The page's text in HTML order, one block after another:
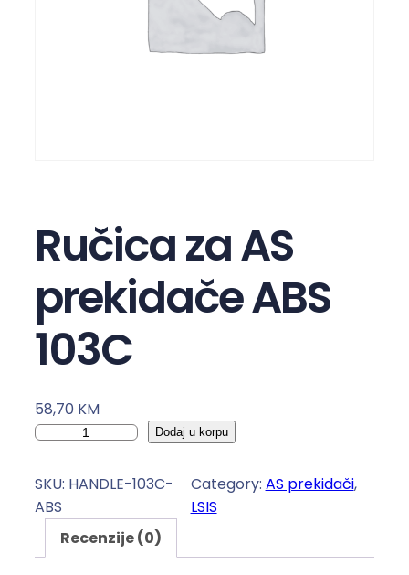
Ručica za AS
prekidače ABS
103C
58,70 KM
R
č
Dodaj u korpu
SKU: HANDLE-103C-
ABS
Category: AS prekidači,
LSIS
Recenzije (0)